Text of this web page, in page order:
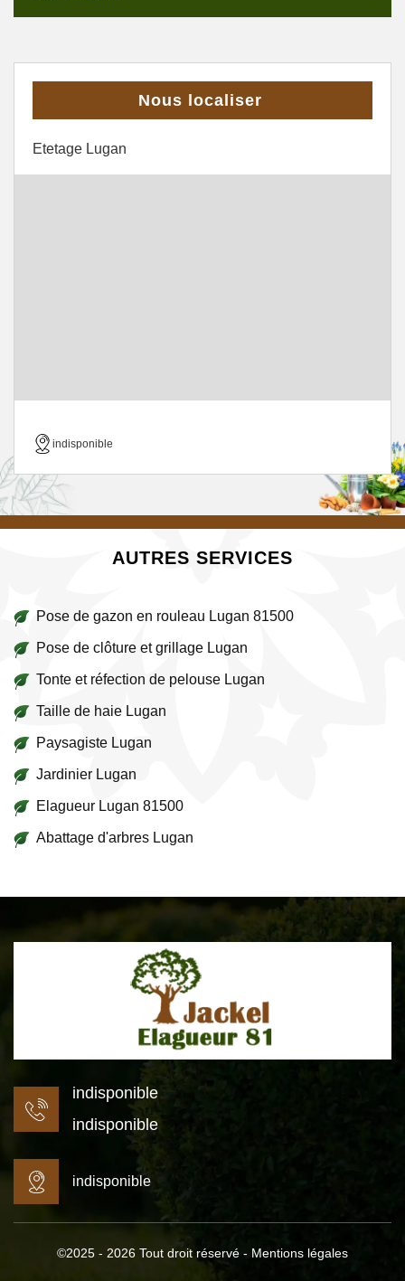
Nous localiser
Etetage Lugan
indisponible
AUTRES SERVICES
Pose de gazon en rouleau Lugan 81500
Pose de clôture et grillage Lugan
Tonte et réfection de pelouse Lugan
Taille de haie Lugan
Paysagiste Lugan
Jardinier Lugan
Elagueur Lugan 81500
Abattage d'arbres Lugan
indisponible
indisponible
indisponible
©2025 - 2026 Tout droit réservé - Mentions légales